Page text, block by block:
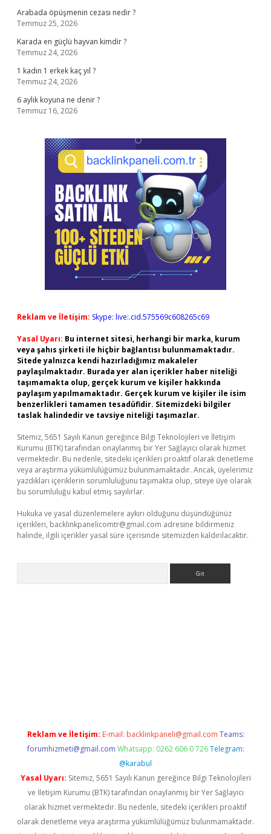
Arabada öpüşmenin cezası nedir ?
Temmuz 25, 2026
Karada en güçlü hayvan kimdir ?
Temmuz 24, 2026
1 kadın 1 erkek kaç yıl ?
Temmuz 24, 2026
6 aylık koyuna ne denir ?
Temmuz 16, 2026
Reklam ve İletişim: Skype: live:.cid.575569c608265c69
Yasal Uyarı: Bu internet sitesi, herhangi bir marka, kurum
veya şahıs şirketi ile hiçbir bağlantısı bulunmamaktadır.
Sitede yalnızca kendi hazırladığımız makaleler
paylaşılmaktadır. Burada yer alan içerikler haber niteliği
taşımamakta olup, gerçek kurum ve kişiler hakkında
paylaşım yapılmamaktadır. Gerçek kurum ve kişiler ile isim
benzerlikleri tamamen tesadüfidir. Sitemizdeki bilgiler
taslak halindedir ve tavsiye niteliği taşımazlar.
Sitemiz, 5651 Sayılı Kanun gereğince Bilgi Teknolojileri ve İletişim
Kurumu (BTK) tarafından onaylanmış bir Yer Sağlayıcı olarak hizmet
vermektedir. Bu nedenle, sitedeki içerikleri proaktif olarak denetleme
veya araştırma yükümlülüğümüz bulunmamaktadır. Ancak, üyelerimiz
yazdıkları içeriklerin sorumluluğunu taşımakta olup, siteye üye olarak
bu sorumluluğu kabul etmiş sayılırlar.
Hukuka ve yasal düzenlemelere aykırı olduğunu düşündüğünüz
içerikleri, backlinkpanelicomtr@gmail.com adresine bildirmeniz
halinde, ilgili içerikler yasal süre içerisinde sitemizden kaldırılacaktır.
Reklam ve İletişim: E-mail: backlinkpaneli@gmail.com Teams:
forumhizmeti@gmail.com Whatsapp: 0262 606 0 726 Telegram:
@karabul
Yasal Uyarı: Sitemiz, 5651 Sayılı Kanun gereğince Bilgi Teknolojileri
ve İletişim Kurumu (BTK) tarafından onaylanmış bir Yer Sağlayıcı
olarak hizmet vermektedir. Bu nedenle, sitedeki içerikleri proaktif
olarak denetleme veya araştırma yükümlülüğümüz bulunmamaktadır.